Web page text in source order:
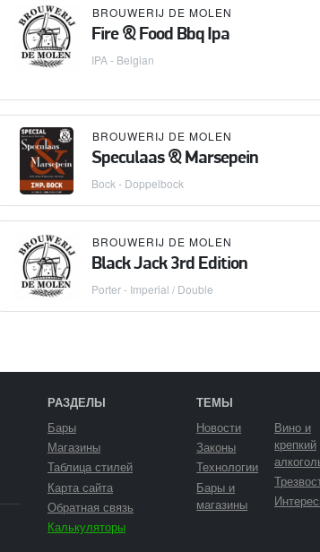
BROUWERIJ DE MOLEN
Fire & Food Bbq Ipa
IPA - Belgian
BROUWERIJ DE MOLEN
Speculaas & Marsepein
Bock - Doppelbock
BROUWERIJ DE MOLEN
Black Jack 3rd Edition
Porter - Imperial / Double
РАЗДЕЛЫ
Бары
Магазины
Таблица стилей
Карта сайта
Обратная связь
Калькуляторы
ТЕМЫ
Новости
Законы
Технологии
Бары и
магазины
Вино и
крепкий